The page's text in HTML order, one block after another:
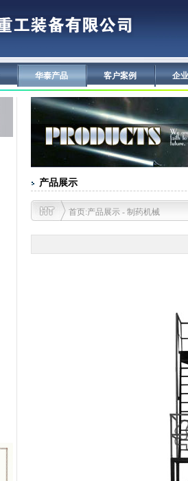
华泰产品 客户案例 企
产品展示
首页:产品展示 - 制药机械